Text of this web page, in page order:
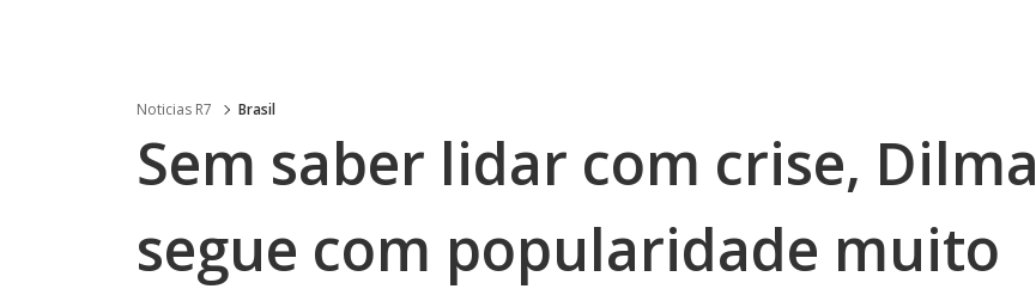
Noticias R7 Brasil
Sem saber lidar com crise, Dilma
segue com popularidade muito